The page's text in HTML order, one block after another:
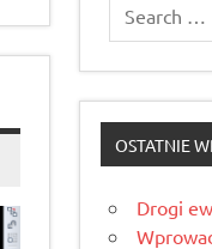
OSTATNIE
Drogi